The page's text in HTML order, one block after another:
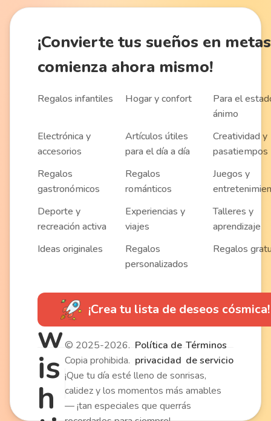
¡Convierte tus sueños en metas
comienza ahora mismo!
Regalos infantiles Hogar y confort
Para el
ánimo
Electrónica y
accesorios
Artículos útiles
para el día a día
Creatividad y
pasatiempos
Regalos
gastronómicos
Regalos
románticos
Juegos y
Deporte y
recreación activa
Experiencias y
viajes
Talleres y
aprendizaje
Ideas originales
Regalos
personalizados
Regalos
¡Crea tu lista de deseos cósmica!
w
is
h
© 2025-2026.
Copia prohibida.
Política de
privacidad
Términos
de servicio
¡Que tu día esté lleno de sonrisas,
calidez y los momentos más amables
— ¡tan especiales que querrás